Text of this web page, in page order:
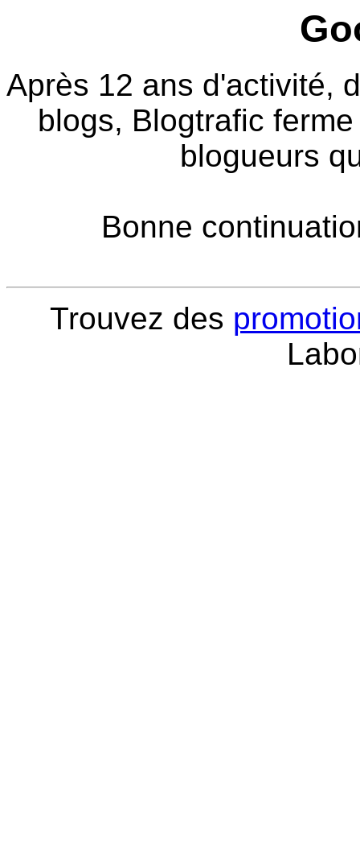
Après 12 ans d'activité,
blogs, Blogtrafic
blogueurs
Bonne
Trouvez des